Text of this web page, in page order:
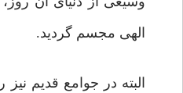
الهى مجسم گردید.
البته در جوامع قدیم